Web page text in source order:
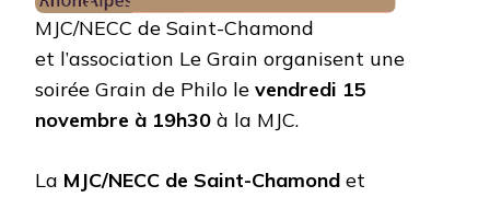
MJC/NECC de Saint-Chamond
et l’association Le Grain organisent une
soirée Grain de Philo le vendredi 15
novembre à 19h30 à la MJC.
La MJC/NECC de Saint-Chamond et